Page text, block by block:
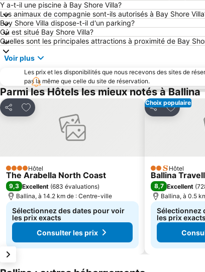
Y a-t-il une piscine à Bay Shore Villa?
Les animaux de compagnie sont-ils autorisés à Bay Shore
Bay Shore Villa dispose-t-il d'un parking?
Où est situé Bay Shore Villa?
Quelles sont les principales attractions à proximité de Bay
Voir plus
Les prix et les disponibilités que nous recevons des sites de
pas la même que celle du site de réservation.
Parmi les Hôtels les mieux notés à Ballina
Partager
Ajouter à mes favoris
4 ÉtoilesHôtel
The Arabella North Coast
9,3 Excellent (683 évaluations)
Ballina, à 14.2 km de : Centre-ville
Sélectionnez des dates pour voir
les prix exacts
Consulter les prix
Choix populaire
Partager
Ajouter à
2 ÉtoilesHôtel
Ballina
8,7 Excellent (
Ballina, à 0.5
Sélectionnez
les prix exacts